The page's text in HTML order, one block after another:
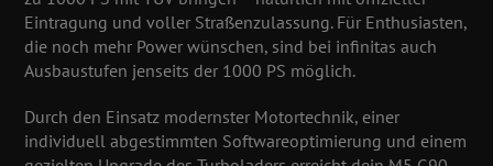
Eintragung und voller Straßenzulassung. Für Enthusiasten,
die noch mehr Power wünschen, sind bei infinitas auch
Ausbaustufen jenseits der 1000 PS möglich.
Durch den Einsatz modernster Motortechnik, einer
individuell abgestimmten Softwareoptimierung und einem